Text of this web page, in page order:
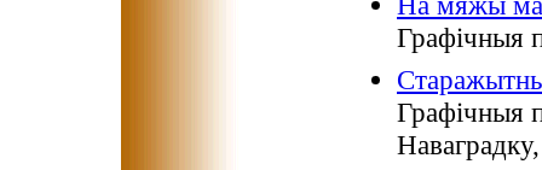
Графічныя
Графічныя